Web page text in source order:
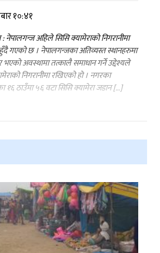
१०:४१
अहिले सिसि क्यामेराको निगरानीमा
गएको छ । नेपालगन्जका अतिव्यस्त स्थानहरुमा
भएको अवस्थामा तत्कालै समाधान गर्ने उद्देश्यले
निगरानीमा रखिएको हो । नगरका
१६ ठाउँमा ५६ वटा सिसि क्यामेरा जडान […]